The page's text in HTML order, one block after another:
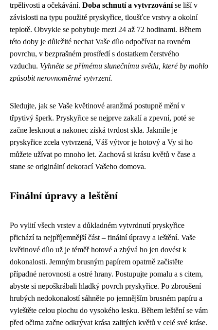
trpělivosti a očekávání. Doba schnutí a vytvrzováníse liší v
závislosti na typu použité pryskyřice, tloušťce vrstvy a okolní
teplotě. Obvykle se pohybuje mezi 24 až 72 hodinami. Během
této doby je důležité nechat Vaše dílo odpočívat na rovném
povrchu, v bezprašném prostředí s dostatkem čerstvého
vzduchu. Vyhněte se přímému slunečnímu světlu, které by mohlo
způsobit nerovnoměrné vytvrzení.
Sledujte, jak se Vaše květinové aranžmá postupně mění v
třpytivý šperk. Pryskyřice se nejprve zakalí a zpevní, poté se
začne lesknout a nakonec získá tvrdost skla. Jakmile je
pryskyřice zcela vytvrzená, Váš výtvor je hotový a Vy si ho
můžete užívat po mnoho let. Zachová si krásu květů v čase a
stane se originální dekorací Vašeho domova.
Finální úpravy a leštění
Po vylití všech vrstev a důkladném vytvrdnutí pryskyřice
přichází ta nejpříjemnější část – finální úpravy a leštění. Vaše
květinové dílo už je téměř hotové a zbývá ho jen dovést k
dokonalosti. Jemným brusným papírem opatrně začistěte
případné nerovnosti a ostré hrany. Postupujte pomalu a s citem,
abyste si nepoškrábali hladký povrch pryskyřice. Po zbroušení
hrubých nedokonalostí sáhněte po jemnějším brusném papíru a
vyleštěte celou plochu do vysokého lesku. Během leštění se vám
před očima začne odkrývat krása zalitých květů v celé své kráse.